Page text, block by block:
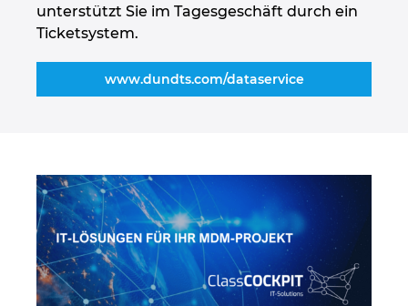
unterstützt Sie im Tagesgeschäft durch ein
Ticketsystem.
www.dundts.com/dataservice